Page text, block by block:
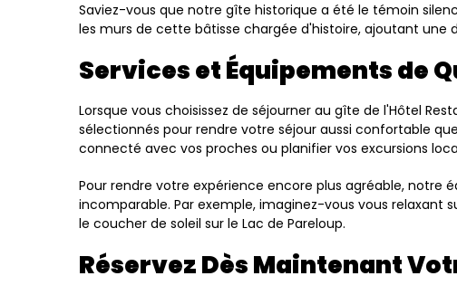
Saviez-vous que notre gîte historique a été le témoin
les murs de cette bâtisse chargée d'histoire, ajoutant une
Services et Équipements de
Lorsque vous choisissez de séjourner au gîte de l'Hôtel
sélectionnés pour rendre votre séjour aussi confortable
connecté avec vos proches ou planifier vos excursions
Pour rendre votre expérience encore plus agréable, notre
incomparable. Par exemple, imaginez-vous vous relaxant
le coucher de soleil sur le Lac de Pareloup.
Réservez Dès Maintenant